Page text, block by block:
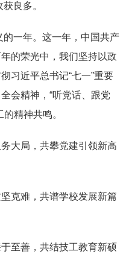
良多。
一年。这一年，中国共产
的荣光中，我们坚持以政
习近平总书记“七一”重要
会精神，“听党话、跟党
精神共鸣。
大局，共攀党建引领新高
克难，共谱学校发展新篇
至善，共结技工教育新硕